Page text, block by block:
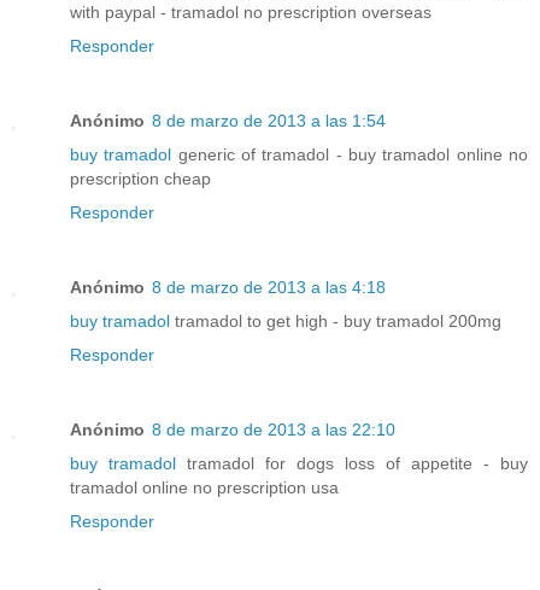
with paypal - tramadol no prescription overseas
Responder
Anónimo 8 de marzo de 2013 a las 1:54
buy tramadol generic of tramadol - buy tramadol online no
prescription cheap
Responder
Anónimo 8 de marzo de 2013 a las 4:18
buy tramadol tramadol to get high - buy tramadol 200mg
Responder
Anónimo 8 de marzo de 2013 a las 22:10
buy tramadol tramadol for dogs loss of appetite - buy
tramadol online no prescription usa
Responder